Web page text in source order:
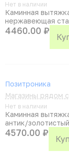
Нет в наличии
Каминная
нержавеющая
4460.00 ₽
Позитроника
Магазины рядом
Нет в наличии
Каминная
антик/
4570.00 ₽